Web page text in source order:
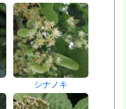
シナノキ